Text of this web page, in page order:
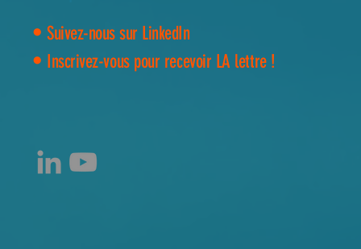
• Suivez-nous sur LinkedIn
• Inscrivez-vous pour recevoir LA lettre !